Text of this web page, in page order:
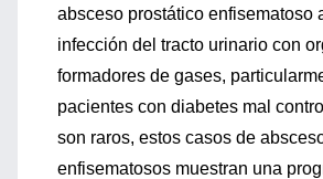
absceso prostático enfisematoso
infección del tracto urinario con
formadores de gases,
pacientes con diabetes mal
son raros, estos casos de
enfisematosos muestran una